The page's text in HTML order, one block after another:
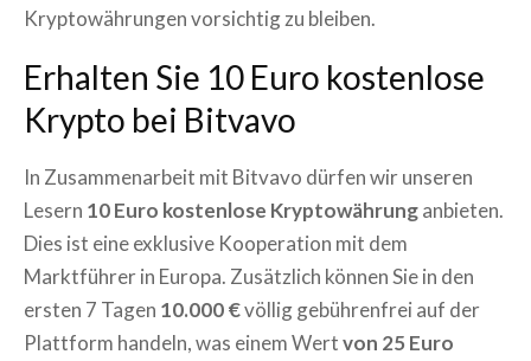
Kryptowährungen vorsichtig zu bleiben.
Erhalten Sie 10 Euro kostenlose
Krypto bei Bitvavo
In Zusammenarbeit mit Bitvavo dürfen wir unseren
Lesern 10 Euro kostenlose Kryptowährunganbieten.
Dies ist eine exklusive Kooperation mit dem
Marktführer in Europa. Zusätzlich können Sie in den
ersten 7 Tagen 10.000 €völlig gebührenfrei auf der
Plattform handeln, was einem Wertvon 25 Euro